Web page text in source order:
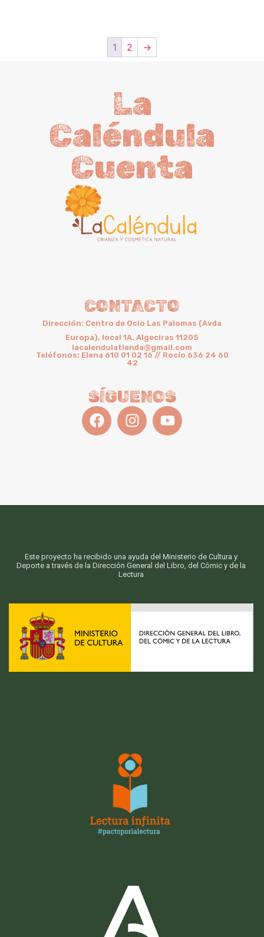
1 2 →
La
Caléndula
Cuenta
CONTACTO
Dirección: Centro de Ocio Las Palomas (Avda
Europa), local 1A. Algeciras 11205
lacalendulatienda@gmail.com
Teléfonos: Elena 610 01 02 16 // Rocío 636 24 60
42
SÍGUENOS
Este proyecto ha recibido una ayuda del Ministerio de Cultura y
Deporte a través de la Dirección General del Libro, del Cómic y de la
Lectura